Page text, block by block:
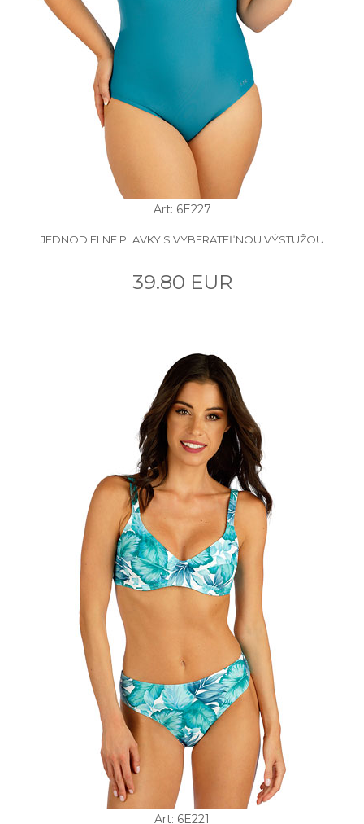
Art: 6E227
JEDNODIELNE PLAVKY S VYBERATEĽNOU VÝSTUŽOU
39.80 EUR
Art: 6E221